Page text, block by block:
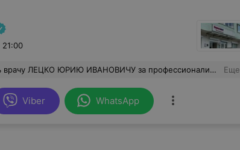
21:00
сделал все на высшем уровне. Пять имплантов заняли свое место. В процессе лечения все четко и по делу. Хочу отметить отзывчивость и человеческое отношение ассистентов.Спасибо за Ваш нужный труд .С уважением, Кучинский Василий. Еще
Viber WhatsApp